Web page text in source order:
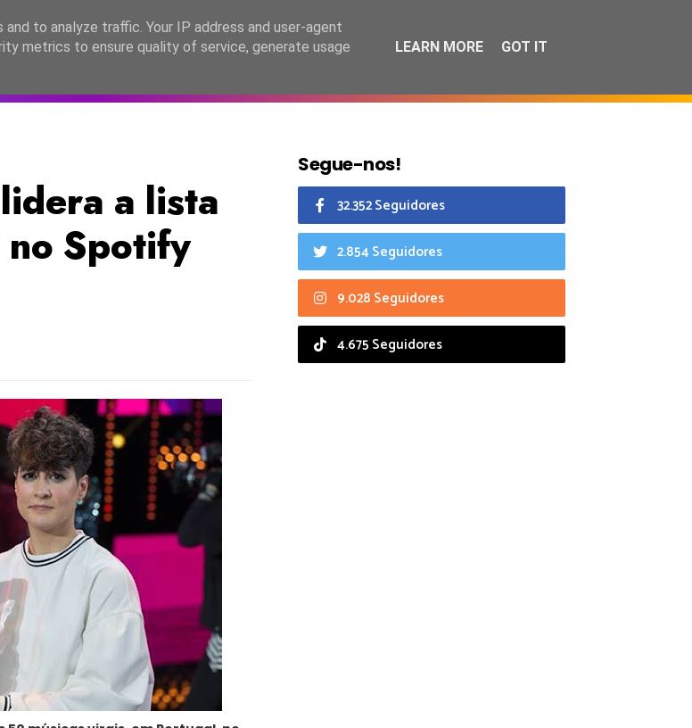
PORTUGAL LANÇAMENTOS ESPECIAIS CALENDÁRIO
a lista
Spotify
Segue-nos!
32.352 Seguidores
2.854 Seguidores
9.028 Seguidores
4.675 Seguidores
to analyze traffic. Your IP address and user-agent
metrics to ensure quality of service, generate usage
LEARN MORE GOT IT